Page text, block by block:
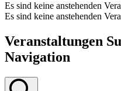
Es sind keine anstehenden
Es sind keine anstehenden
Veranstaltungen
Navigation